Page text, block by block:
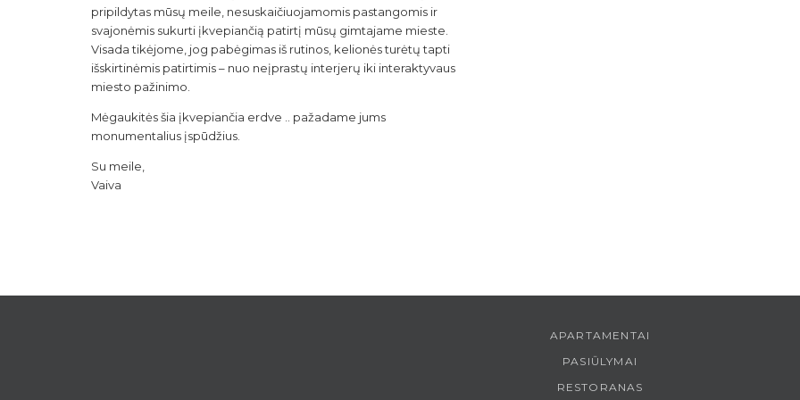
pripildytas mūsų meile, nesuskaičiuojamomis pastangomis ir
svajonėmis sukurti įkvepiančią patirtį mūsų gimtajame mieste.
Visada tikėjome, jog pabėgimas iš rutinos, kelionės turėtų tapti
išskirtinėmis patirtimis – nuo neįprastų interjerų iki interaktyvaus
miesto pažinimo.
Mėgaukitės šia įkvepiančia erdve .. pažadame jums
monumentalius įspūdžius.
Su meile,
Vaiva
9
APARTAMENTAI
PASIŪLYMAI
RESTORANAS